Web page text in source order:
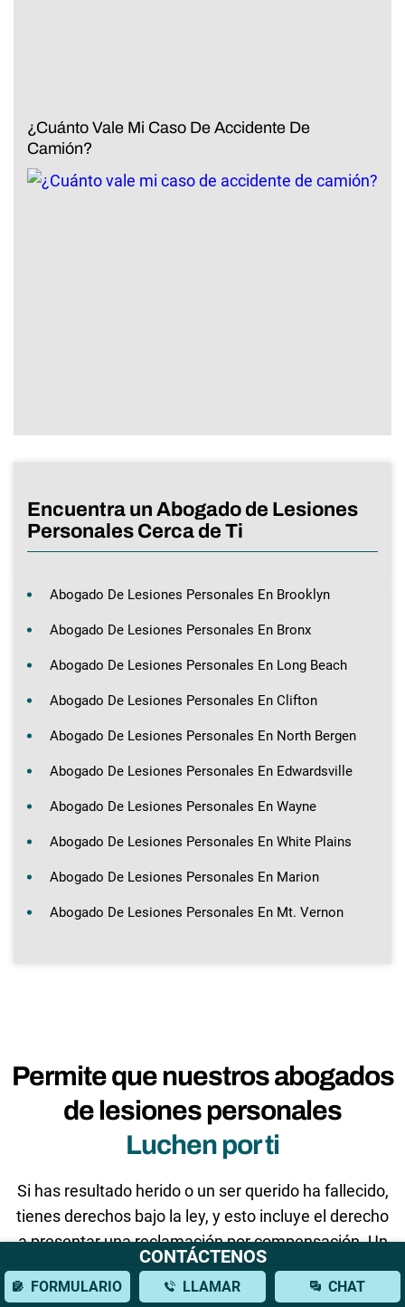
¿Cuánto Vale Mi Caso De Accidente De
Camión?
Encuentra un Abogado de Lesiones
Personales Cerca de Ti
Abogado De Lesiones Personales En Brooklyn
Abogado De Lesiones Personales En Bronx
Abogado De Lesiones Personales En Long Beach
Abogado De Lesiones Personales En Clifton
Abogado De Lesiones Personales En North Bergen
Abogado De Lesiones Personales En Edwardsville
Abogado De Lesiones Personales En Wayne
Abogado De Lesiones Personales En White Plains
Abogado De Lesiones Personales En Marion
Abogado De Lesiones Personales En Mt. Vernon
Permite que nuestros abogados
de lesiones personales
Luchen por ti
Si has resultado herido o un ser querido ha fallecido,
tienes derechos bajo la ley, y esto incluye el derecho
a presentar una reclamación por compensación. Un
abogado de lesiones personales se comunicará
directamente con los aseguradores de la parte
CONTÁCTENOS
FORMULARIO LLAMAR CHAT